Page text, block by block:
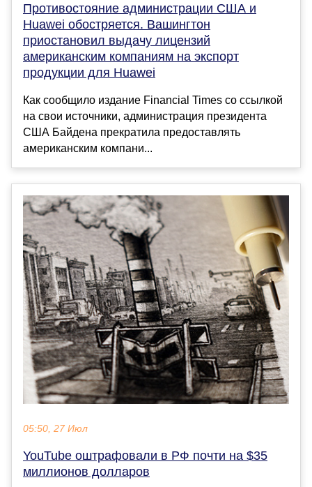
Противостояние администрации США и
Huawei обостряется. Вашингтон
приостановил выдачу лицензий
американским компаниям на экспорт
продукции для Huawei
Как сообщило издание Financial Times со ссылкой
на свои источники, администрация президента
США Байдена прекратила предоставлять
американским компани...
05:50, 27 Июл
YouTube оштрафовали в РФ почти на $35
миллионов долларов